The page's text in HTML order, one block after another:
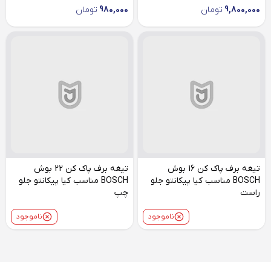
9,800,000 تومان 980,000 تومان
تیغه برف پاک کن 16 بوش
BOSCH مناسب کیا پیکانتو جلو
راست
ناموجود
تیغه برف پاک کن 22 بوش
BOSCH مناسب کیا پیکانتو جلو
چپ
ناموجود